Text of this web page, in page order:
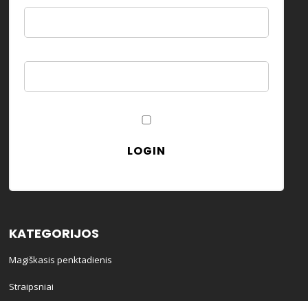
KATEGORIJOS
Magiškasis penktadienis
Straipsniai